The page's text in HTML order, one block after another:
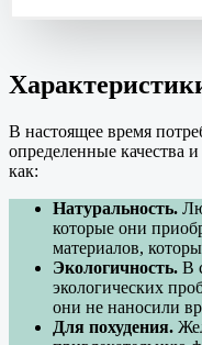
В настоящее время
определенные качества
как:
Натуральность.
которые они
материалов,
Экологичность. В
экологических
они не наносили
Для похудения.